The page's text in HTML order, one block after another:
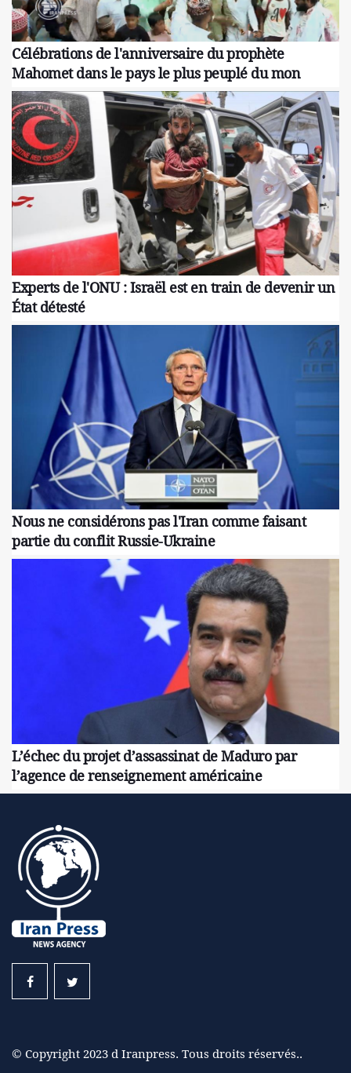
Célébrations de l'anniversaire du prophète
Mahomet dans le pays le plus peuplé du mon
Experts de l'ONU : Israël est en train de devenir un
État détesté
Nous ne considérons pas l'Iran comme faisant
partie du conflit Russie-Ukraine
L’échec du projet d’assassinat de Maduro par
l’agence de renseignement américaine
© Copyright 2023 d Iranpress. Tous droits réservés..